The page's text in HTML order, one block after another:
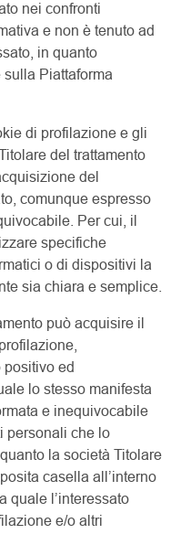
nei confronti
e non è tenuto ad
in quanto
Piattaforma
di profilazione e gli
del trattamento
del
comunque espresso
Per cui, il
specifiche
o di dispositivi la
sia chiara e semplice.
può acquisire il
positivo ed
lo stesso manifesta
e inequivocabile
personali che lo
la società Titolare
casella all’interno
quale l’interessato
e/o altri